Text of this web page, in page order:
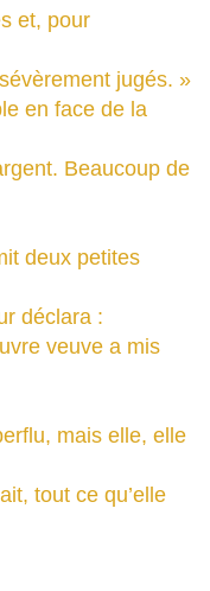
et, pour
jugés. »
en face de la
Beaucoup de
deux petites
déclara :
veuve a mis
mais elle, elle
tout ce qu’elle